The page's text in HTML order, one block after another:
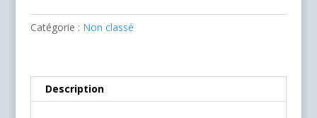
Catégorie : Non classé
Description